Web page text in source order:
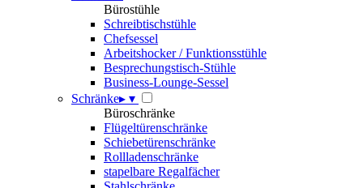
Bürostühle
Schreibtischstühle
Chefsessel
Arbeitshocker / Funktionsstühle
Besprechungstisch-Stühle
Business-Lounge-Sessel
Schränke▸ ▾
Büroschränke
Flügeltürenschränke
Schiebetürenschränke
Rollladenschränke
stapelbare Regalfächer